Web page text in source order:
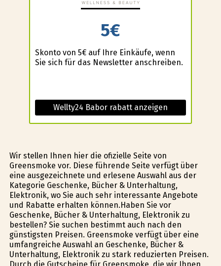
5€
Skonto von 5€ auf Ihre Einkäufe, wenn
Sie sich für das Newsletter anschreiben.
Wellty24 Babor rabatt anzeigen
Wir stellen Ihnen hier die ofizielle Seite von
Greensmoke vor. Diese führende Seite verfügt über
eine ausgezeichnete und erlesene Auswahl aus der
Kategorie Geschenke, Bücher & Unterhaltung,
Elektronik, wo Sie auch sehr interessante Angebote
und Rabatte erhalten können.Haben Sie vor
Geschenke, Bücher & Unterhaltung, Elektronik zu
bestellen? Sie suchen bestimmt auch nach den
günstigsten Preisen. Greensmoke verfügt über eine
umfangreiche Auswahl an Geschenke, Bücher &
Unterhaltung, Elektronik zu stark reduzierten Preisen.
Durch die Gutscheine für Greensmoke, die wir Ihnen